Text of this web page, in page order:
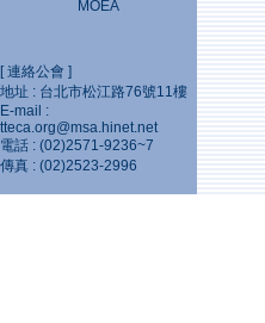
MOEA
[ 連絡公會 ]
地址 : 台北市松江路76號11樓
E-mail :
tteca.org@msa.hinet.net
電話 : (02)2571-9236~7
傳真 : (02)2523-2996